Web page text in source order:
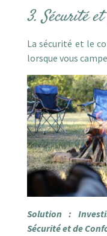
3. Sécurité
La sécurité et le
lorsque vous
Solution :
Sécurité et de